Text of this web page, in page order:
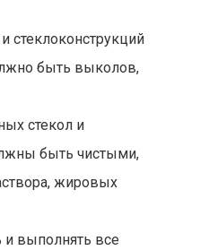
стеклоконструкций
быть выколов,
стекол и
быть чистыми,
жировых
выполнять все